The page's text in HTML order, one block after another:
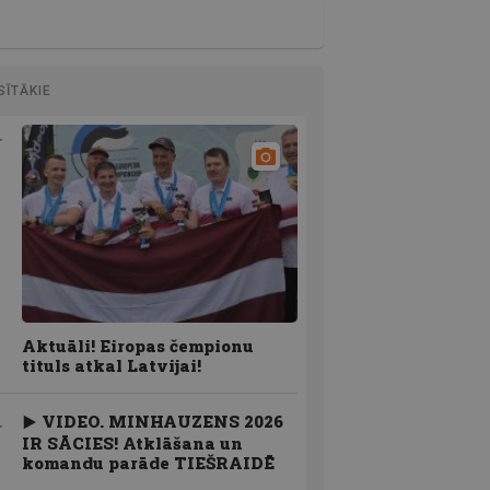
Aktuāli! Eiropas čempionu
tituls atkal Latvijai!
VIDEO. MINHAUZENS 2026
IR SĀCIES! Atklāšana un
komandu parāde TIEŠRAIDĒ